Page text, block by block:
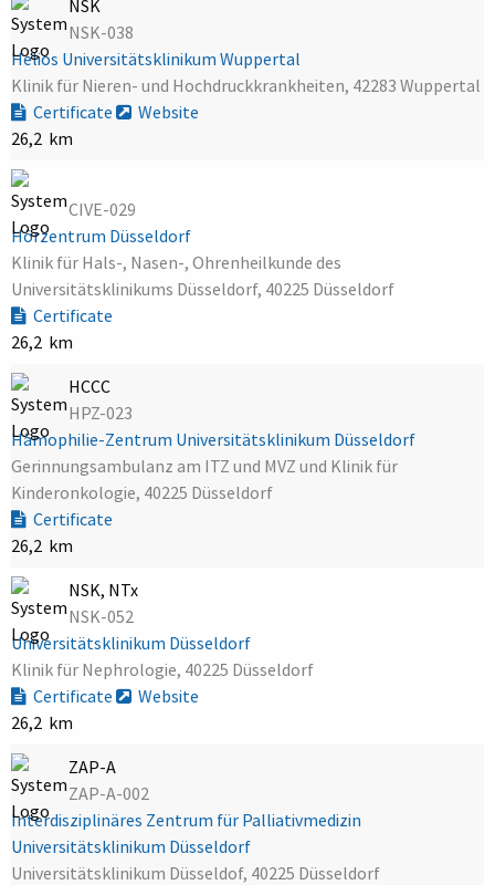
NSK
NSK-038
Helios Universitätsklinikum Wuppertal
Klinik für Nieren- und Hochdruckkrankheiten, 42283 Wuppertal
Certificate
Website
26,2 km
CIVE-029
Hörzentrum Düsseldorf
Klinik für Hals-, Nasen-, Ohrenheilkunde des
Universitätsklinikums Düsseldorf, 40225 Düsseldorf
Certificate
26,2 km
HCCC
HPZ-023
Hämophilie-Zentrum Universitätsklinikum Düsseldorf
Gerinnungsambulanz am ITZ und MVZ und Klinik für
Kinderonkologie, 40225 Düsseldorf
Certificate
26,2 km
NSK, NTx
NSK-052
Universitätsklinikum Düsseldorf
Klinik für Nephrologie, 40225 Düsseldorf
Certificate
Website
26,2 km
ZAP-A
ZAP-A-002
Interdisziplinäres Zentrum für Palliativmedizin
Universitätsklinikum Düsseldorf
Universitätsklinikum Düsseldof, 40225 Düsseldorf